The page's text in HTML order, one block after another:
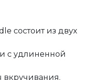
состоит из двух
с удлиненной
вкручивания.